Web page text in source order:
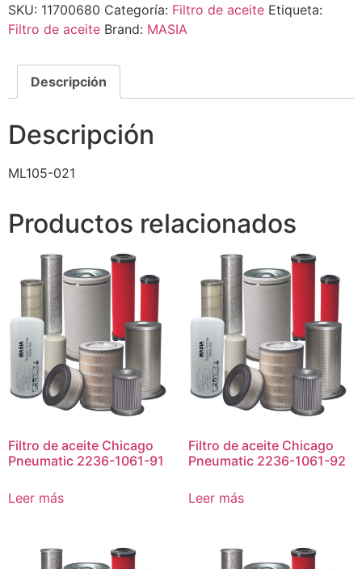
SKU: 11700680 Categoría: Filtro de aceite Etiqueta:
Filtro de aceite Brand: MASIA
Descripción
Descripción
ML105-021
Productos relacionados
Filtro de aceite Chicago
Pneumatic 2236-1061-91
Leer más
Filtro de aceite Chicago
Pneumatic 2236-1061-92
Leer más